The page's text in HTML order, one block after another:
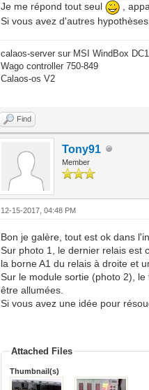
Je me répond tout seul
,
Si vous avez d'autres
calaos-server sur MSI WindBox
Wago controller 750-849
Calaos-os V2
Find
Tony91
Member
12-15-2017, 04:48 PM
Bon je galère, tout est ok dans
Sur photo 1, le dernier relais est
la borne A1 du relais à droite et
Sur le module sortie (photo 2),
être allumées.
Si vous avez une idée pour
Attached Files
Thumbnail(s)